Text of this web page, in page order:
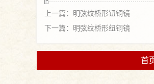
上一篇：明弦纹桥形钮铜镜
下一篇：明弦纹桥形纽铜镜
首